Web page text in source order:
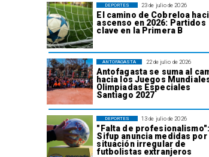
23 de julio de 2026
El camino de Cobreloa
ascenso en 2026: Partidos
clave en la Primera B
DEPORTES
22 de julio de 2026
Antofagasta se suma al
hacia los Juegos
Olimpiadas Especiales
Santiago 2027
ANTOFAGASTA
13 de julio de 2026
"Falta de profesionalismo":
Sifup anuncia medidas por
situación irregular de
futbolistas extranjeros
DEPORTES